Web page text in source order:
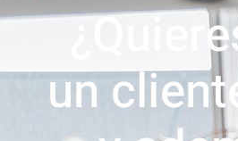
un